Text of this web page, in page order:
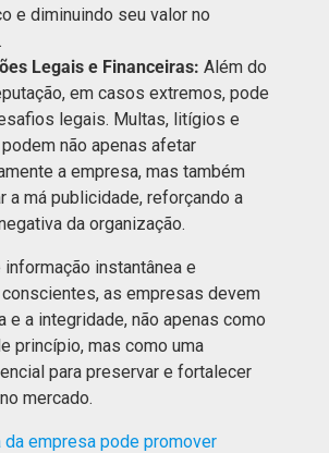
e diminuindo seu valor no
Legais e Financeiras: Além do
em casos extremos, pode
legais. Multas, litígios e
não apenas afetar
a empresa, mas também
a má publicidade, reforçando a
da organização.
informação instantânea e
as empresas devem
e a integridade, não apenas como
princípio, mas como uma
para preservar e fortalecer
mercado.
da empresa pode promover